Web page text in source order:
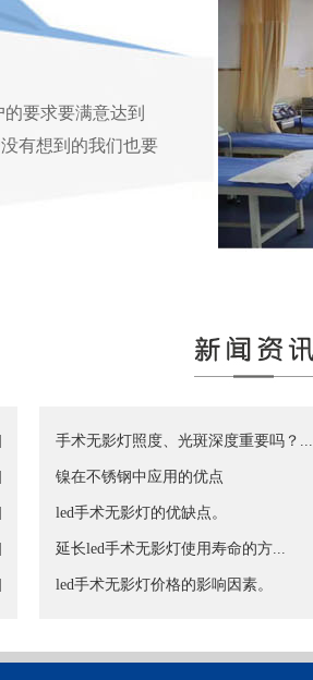
要求要满意达到
有想到的我们也要
手术无影灯照度、光斑深度重要吗？...
镍在不锈钢中应用的优点
led手术无影灯的优缺点。
延长led手术无影灯使用寿命的方...
led手术无影灯价格的影响因素。